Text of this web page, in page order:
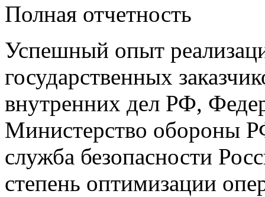
Полная отчетность
Успешный опыт
государственных
внутренних дел РФ,
Министерство обороны
служба безопасности
степень оптимизации